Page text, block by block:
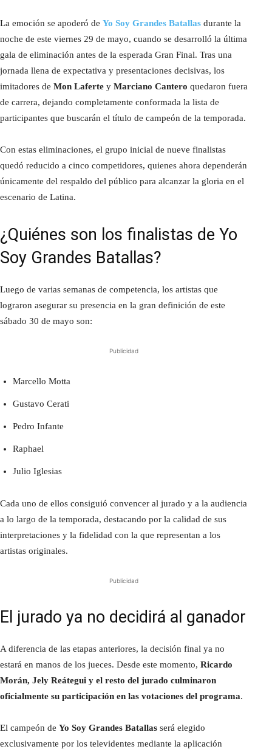
La emoción se apoderó de Yo Soy Grandes Batallas durante la
noche de este viernes 29 de mayo, cuando se desarrolló la última
gala de eliminación antes de la esperada Gran Final. Tras una
jornada llena de expectativa y presentaciones decisivas, los
imitadores de Mon Laferte y Marciano Cantero quedaron fuera
de carrera, dejando completamente conformada la lista de
participantes que buscarán el título de campeón de la temporada.
Con estas eliminaciones, el grupo inicial de nueve finalistas
quedó reducido a cinco competidores, quienes ahora dependerán
únicamente del respaldo del público para alcanzar la gloria en el
escenario de Latina.
¿Quiénes son los finalistas de Yo
Soy Grandes Batallas?
Luego de varias semanas de competencia, los artistas que
lograron asegurar su presencia en la gran definición de este
sábado 30 de mayo son:
Publicidad
Marcello Motta
Gustavo Cerati
Pedro Infante
Raphael
Julio Iglesias
Cada uno de ellos consiguió convencer al jurado y a la audiencia
a lo largo de la temporada, destacando por la calidad de sus
interpretaciones y la fidelidad con la que representan a los
artistas originales.
Publicidad
El jurado ya no decidirá al ganador
A diferencia de las etapas anteriores, la decisión final ya no
estará en manos de los jueces. Desde este momento, Ricardo
Morán, Jely Reátegui y el resto del jurado culminaron
oficialmente su participación en las votaciones del programa.
El campeón de Yo Soy Grandes Batallas será elegido
exclusivamente por los televidentes mediante la aplicación